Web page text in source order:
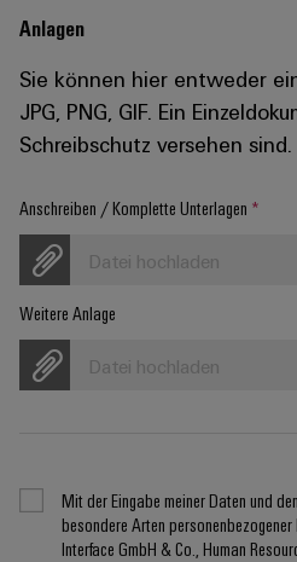
Anlagen
Sie können hier entweder
JPG, PNG, GIF. Ein
Schreibschutz versehen sind.
Anschreiben / Komplette Unterlagen *
Datei hochladen
Weitere Anlage
Datei hochladen
Mit der Eingabe meiner Daten und
besondere Arten
Interface GmbH & Co., Human